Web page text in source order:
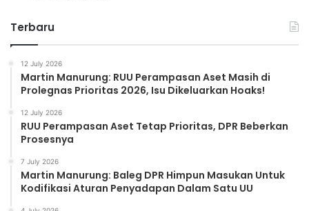
Terbaru
12 July 2026
Martin Manurung: RUU Perampasan Aset Masih di
Prolegnas Prioritas 2026, Isu Dikeluarkan Hoaks!
12 July 2026
RUU Perampasan Aset Tetap Prioritas, DPR Beberkan
Prosesnya
7 July 2026
Martin Manurung: Baleg DPR Himpun Masukan Untuk
Kodifikasi Aturan Penyadapan Dalam Satu UU